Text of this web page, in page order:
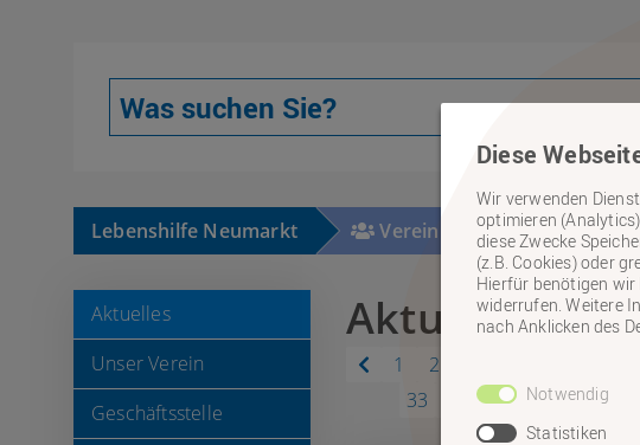
Lebenshilfe Neumarkt Verein Aktuelles
Aktuelles
Unser Verein
Geschäftsstelle
Aktuelles
1 2
33
35 36 37 38
Diese
Wir verwenden
optimieren
diese Zwecke
(z.B. Cookies) oder
Hierfür benötigen wir
widerrufen. Weitere
nach Anklicken des
Notwendig
Statistiken